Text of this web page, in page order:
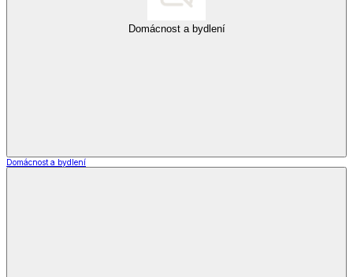
Domácnost a bydlení
Domácnost a bydlení